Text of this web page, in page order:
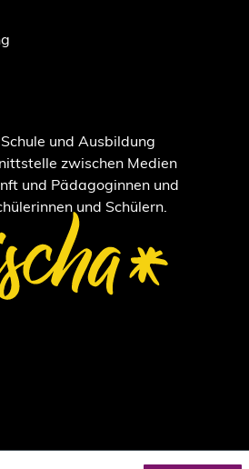
und Ausbildung
zwischen Medien
und Pädagoginnen und
und Schülern.